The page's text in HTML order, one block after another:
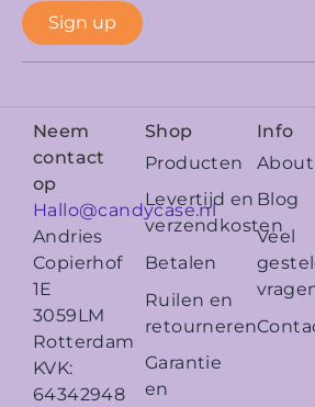
Sign up
Neem
contact
op
Hallo@candycase.nl
Andries
Copierhof
1E
3059LM
Rotterdam
KVK:
64342948
Shop
Producten
Levertijd en
verzendkosten
Betalen
Ruilen en
retourneren
Garantie
en
Info
About
Blog
Veel